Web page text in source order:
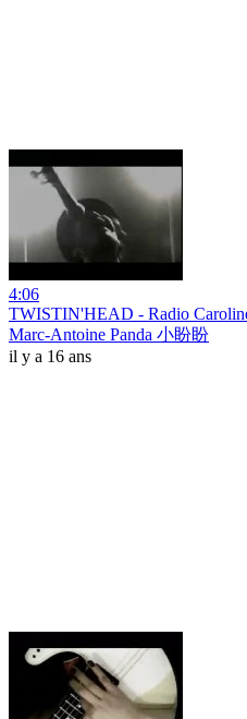
4:06
TWISTIN'HEAD - Radio
Marc-Antoine Panda 小盼盼
il y a 16 ans